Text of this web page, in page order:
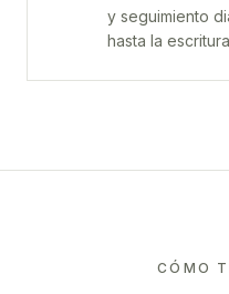
y seguimiento
hasta la
CÓMO